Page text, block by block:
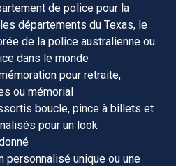
de police pour la
départements du Texas, le
de la police australienne ou
dans le monde
pour retraite,
ou mémorial
boucle, pince à billets et
pour un look
personnalisé unique ou une